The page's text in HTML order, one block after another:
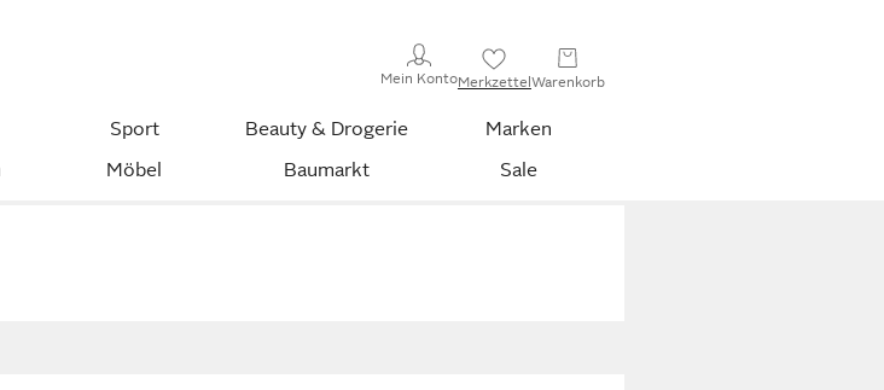
Mein KontoMerkzettelWarenkorb
Sport Beauty & Drogerie
Marken
Möbel Baumarkt Sale